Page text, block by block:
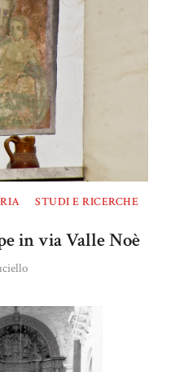
STUDI E RICERCHE
in via Valle Noè